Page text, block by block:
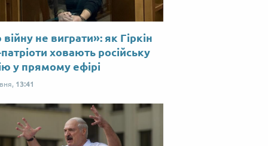
не виграти»: як Гіркін
ховають російську
у прямому ефірі
13:41